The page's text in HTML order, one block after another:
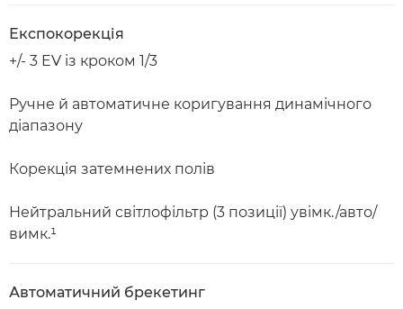
Експокорекція
+/- 3 EV із кроком 1/3
Ручне й автоматичне коригування динамічного
діапазону
Корекція затемнених полів
Нейтральний світлофільтр (3 позиції) увімк./авто/
вимк.¹
Автоматичний брекетинг